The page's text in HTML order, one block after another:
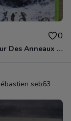
0
Le Seigneur Des Anneaux - La Guerre Du Nord Xbox 360
seb63